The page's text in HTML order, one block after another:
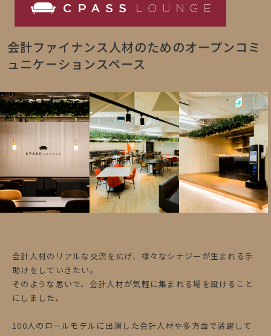
会計ファイナンス人材のためのオープンコミ
ュニケーションスペース
会計人材のリアルな交流を広げ、様々なシナジーが生まれる手
助けをしていきたい。
そのような思いで、会計人材が気軽に集まれる場を設けること
にしました。
100人のロールモデルに出演した会計人材や多方面で活躍して